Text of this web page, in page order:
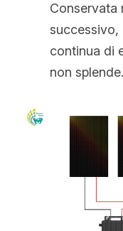
Conservata
successivo,
continua di
non splende.